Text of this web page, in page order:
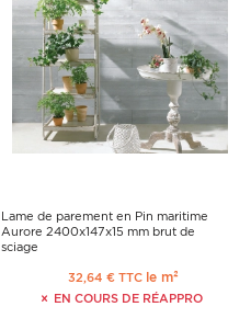
Lame de parement en Pin maritime
Aurore 2400x147x15 mm brut de
sciage
32,64 € TTC le m²
EN COURS DE RÉAPPRO